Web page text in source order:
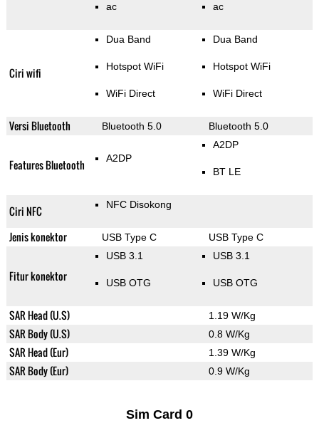
ac ac
Ciri wifi
Dua Band
Hotspot WiFi
WiFi Direct
Dua Band
Hotspot WiFi
WiFi Direct
Versi Bluetooth Bluetooth 5.0 Bluetooth 5.0
Features Bluetooth A2DP
A2DP
BT LE
Ciri NFC NFC Disokong
Jenis konektor USB Type C USB Type C
Fitur konektor
USB 3.1
USB OTG
USB 3.1
USB OTG
SAR Head (U.S) 1.19 W/Kg
SAR Body (U.S) 0.8 W/Kg
SAR Head (Eur) 1.39 W/Kg
SAR Body (Eur) 0.9 W/Kg
Sim Card 0